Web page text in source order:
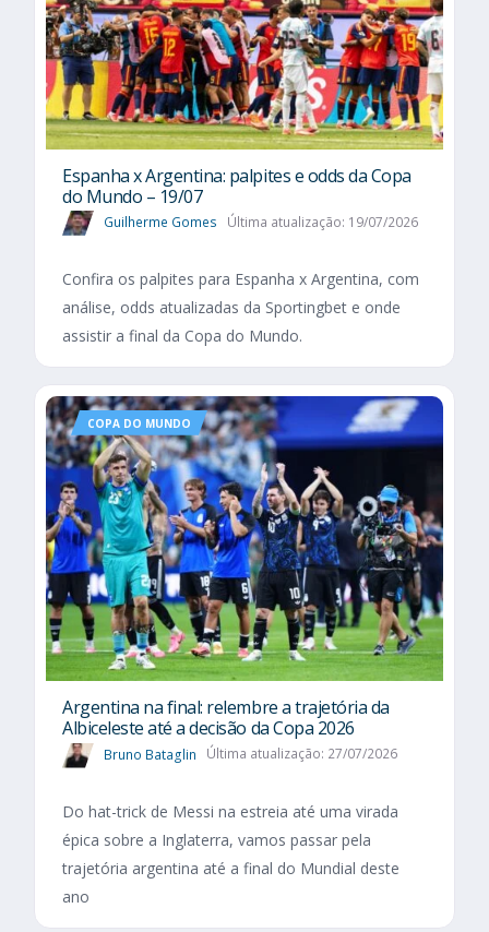
Espanha x Argentina: palpites e odds da Copa
do Mundo – 19/07
Guilherme Gomes Última atualização: 19/07/2026
Confira os palpites para Espanha x Argentina, com
análise, odds atualizadas da Sportingbet e onde
assistir a final da Copa do Mundo.
COPA DO MUNDO
Argentina na final: relembre a trajetória da
Albiceleste até a decisão da Copa 2026
Bruno Bataglin Última atualização: 27/07/2026
Do hat-trick de Messi na estreia até uma virada
épica sobre a Inglaterra, vamos passar pela
trajetória argentina até a final do Mundial deste
ano